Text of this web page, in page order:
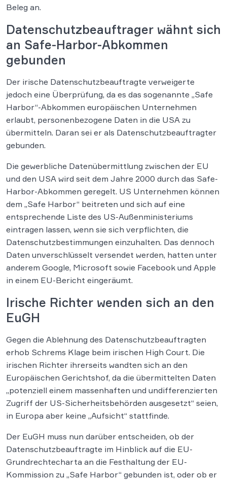
Beleg an.
Datenschutzbeauftrager wähnt sich
an Safe-Harbor-Abkommen
gebunden
Der irische Datenschutzbeauftragte verweigerte
jedoch eine Überprüfung, da es das sogenannte „Safe
Harbor“-Abkommen europäischen Unternehmen
erlaubt, personenbezogene Daten in die USA zu
übermitteln. Daran sei er als Datenschutzbeauftragter
gebunden.
Die gewerbliche Datenübermittlung zwischen der EU
und den USA wird seit dem Jahre 2000 durch das Safe-
Harbor-Abkommen geregelt. US Unternehmen können
dem „Safe Harbor“ beitreten und sich auf eine
entsprechende Liste des US-Außenministeriums
eintragen lassen, wenn sie sich verpflichten, die
Datenschutzbestimmungen einzuhalten. Das dennoch
Daten unverschlüsselt versendet werden, hatten unter
anderem Google, Microsoft sowie Facebook und Apple
in einem EU-Bericht eingeräumt.
Irische Richter wenden sich an den
EuGH
Gegen die Ablehnung des Datenschutzbeauftragten
erhob Schrems Klage beim irischen High Court. Die
irischen Richter ihrerseits wandten sich an den
Europäischen Gerichtshof, da die übermittelten Daten
„potenziell einem massenhaften und undifferenzierten
Zugriff der US-Sicherheitsbehörden ausgesetzt“ seien,
in Europa aber keine „Aufsicht“ stattfinde.
Der EuGH muss nun darüber entscheiden, ob der
Datenschutzbeauftragte im Hinblick auf die EU-
Grundrechtecharta an die Festhaltung der EU-
Kommission zu „Safe Harbor“ gebunden ist, oder ob er